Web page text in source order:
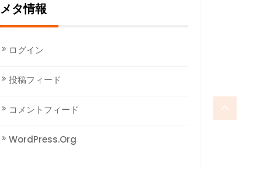
メタ情報
ログイン
投稿フィード
コメントフィード
WordPress.org